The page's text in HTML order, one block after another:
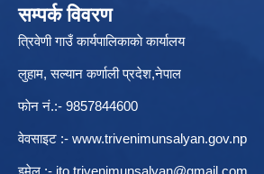
सम्पर्क विवरण
त्रिवेणी गाउँ कार्यपालिकाकाे कार्यालय
लुहाम, सल्यान कर्णाली प्रदेश,नेपाल
फाेन नं.:- 9857844600
वेवसाइट :- www.trivenimunsalyan.gov.np
इमेल :- ito.trivenimunsalyan@gmail.com